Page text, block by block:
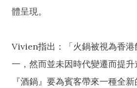
體呈現。
Vivien指出：「火鍋被視為香港
一，然而並未因時代變遷而提升
『酒鍋』要為賓客帶來一種全新